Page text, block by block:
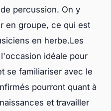
percussion. On y
en groupe, ce qui est
en herbe.Les
idéale pour
se familiariser avec le
pourront quant à
et travailler